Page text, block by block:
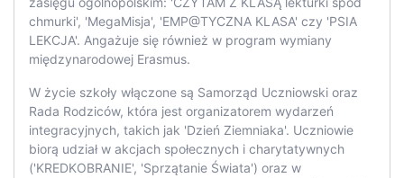
chmurki', 'MegaMisja', 'EMP@TYCZNA KLASA' czy 'PSIA
LEKCJA'. Angażuje się również w program wymiany
międzynarodowej Erasmus.
W życie szkoły włączone są Samorząd Uczniowski oraz
Rada Rodziców, która jest organizatorem wydarzeń
integracyjnych, takich jak 'Dzień Ziemniaka'. Uczniowie
biorą udział w akcjach społecznych i charytatywnych
('KREDKOBRANIE', 'Sprzątanie Świata') oraz w